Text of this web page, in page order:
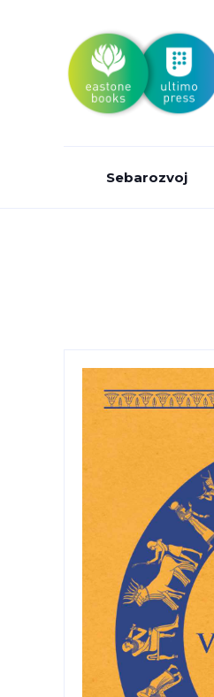
Sebarozvoj